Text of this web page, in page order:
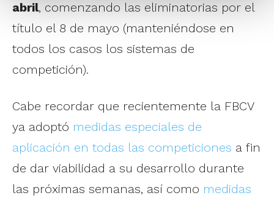
abril, comenzando las eliminatorias por el
título el 8 de mayo (manteniéndose en
todos los casos los sistemas de
competición).
Cabe recordar que recientemente la FBCV
ya adoptó medidas especiales de
aplicación en todas las competiciones a fin
de dar viabilidad a su desarrollo durante
las próximas semanas, así como medidas